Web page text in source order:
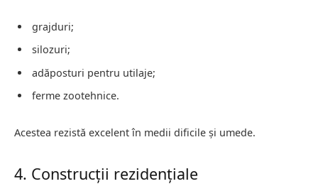
grajduri;
silozuri;
adăposturi pentru utilaje;
ferme zootehnice.
Acestea rezistă excelent în medii dificile și umede.
4. Construcții rezidențiale